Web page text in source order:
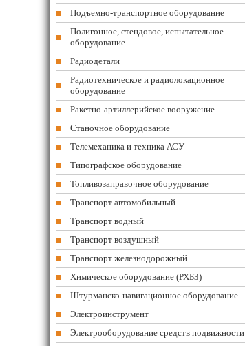
Подъемно-транспортное оборудование
Полигонное, стендовое, испытательное
оборудование
Радиодетали
Радиотехническое и радиолокационное
оборудование
Ракетно-артиллерийское вооружение
Станочное оборудование
Телемеханика и техника АСУ
Типографское оборудование
Топливозаправочное оборудование
Транспорт автомобильный
Транспорт водный
Транспорт воздушный
Транспорт железнодорожный
Химическое оборудование (РХБЗ)
Штурманско-навигационное оборудование
Электроинструмент
Электрооборудование средств подвижности